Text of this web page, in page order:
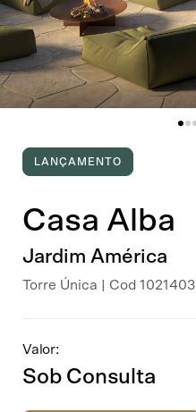
LANÇAMENTO
Casa Alba
Jardim América
Torre Única | Cod 1021403
Valor:
Sob Consulta